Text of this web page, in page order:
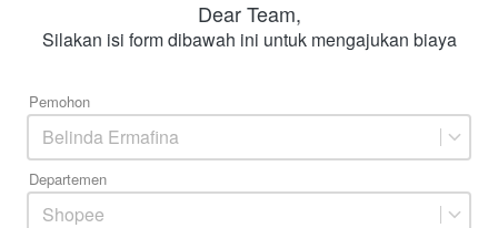
Dear Team,
Silakan isi form dibawah ini untuk mengajukan biaya
Pemohon
Belinda Ermafina
Departemen
Shopee